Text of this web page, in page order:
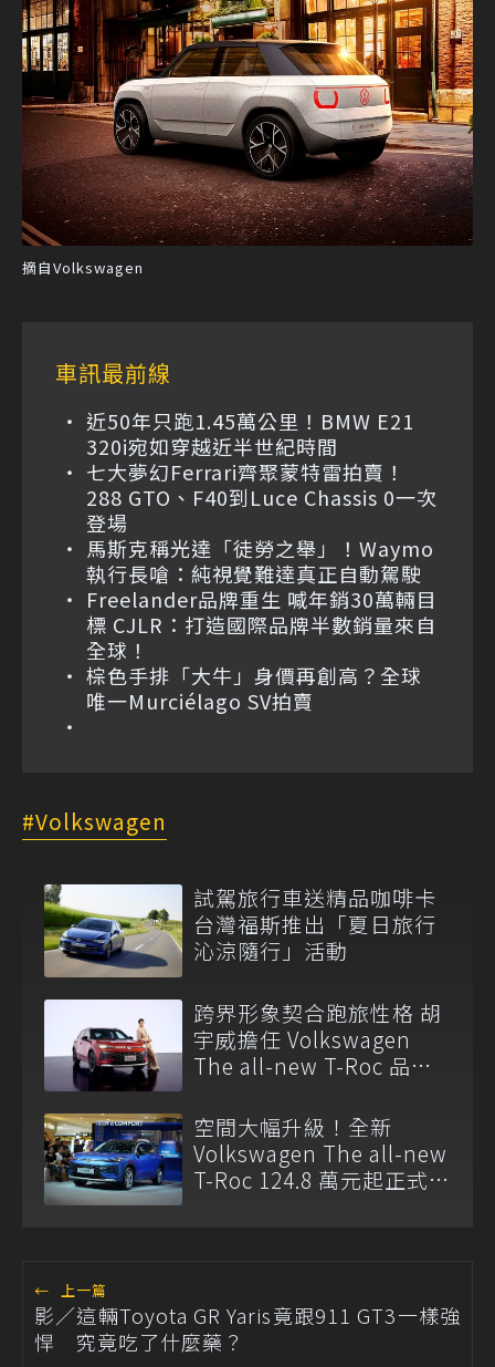
摘自Volkswagen
車訊最前線
近50年只跑1.45萬公里！BMW E21
320i宛如穿越近半世紀時間
七大夢幻Ferrari齊聚蒙特雷拍賣！
288 GTO、F40到Luce Chassis 0一次
登場
馬斯克稱光達「徒勞之舉」！Waymo
執行長嗆：純視覺難達真正自動駕駛
Freelander品牌重生 喊年銷30萬輛目
標 CJLR：打造國際品牌半數銷量來自
全球！
棕色手排「大牛」身價再創高？全球
唯一Murciélago SV拍賣
Volkswagen
試駕旅行車送精品咖啡卡
台灣福斯推出「夏日旅行
沁涼隨行」活動
跨界形象契合跑旅性格 胡
宇威擔任 Volkswagen
The all-new T-Roc 品牌
空間大幅升級！全新
Volkswagen The all-new
T-Roc 124.8 萬元起正式上
← 上一篇
影／這輛Toyota GR Yaris竟跟911 GT3一樣強
悍 究竟吃了什麼藥？